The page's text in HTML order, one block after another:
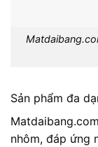
Sản phẩm đa
nhôm, đáp ứng